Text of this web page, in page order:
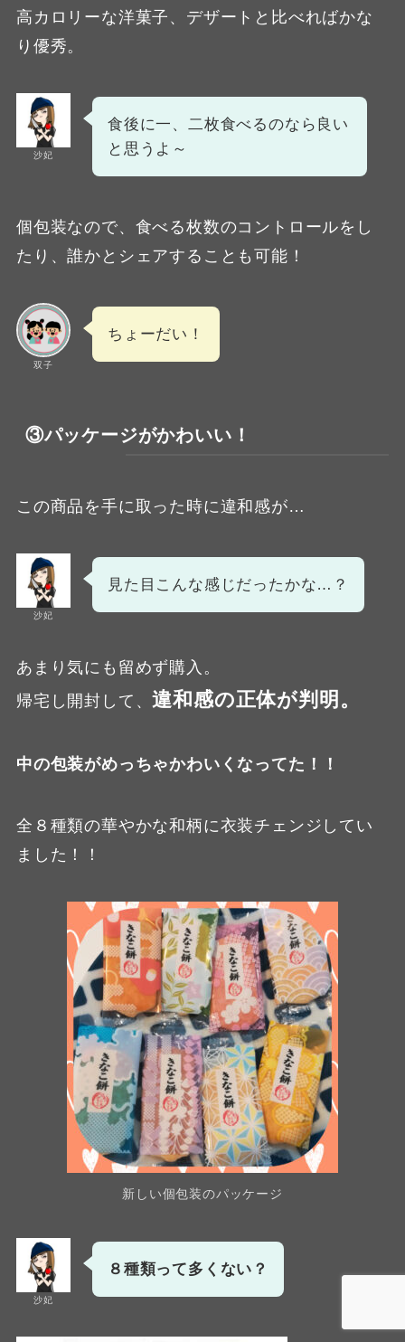
高カロリーな洋菓子、デザートと比べればかな
り優秀。
沙妃
食後に一、二枚食べるのなら良い
と思うよ～
個包装なので、食べる枚数のコントロールをし
たり、誰かとシェアすることも可能！
双子
ちょーだい！
③パッケージがかわいい！
この商品を手に取った時に違和感が…
沙妃
見た目こんな感じだったかな…？
あまり気にも留めず購入。
帰宅し開封して、違和感の正体が判明。
中の包装がめっちゃかわいくなってた！！
全８種類の華やかな和柄に衣装チェンジしてい
ました！！
新しい個包装のパッケージ
沙妃
８種類って多くない？